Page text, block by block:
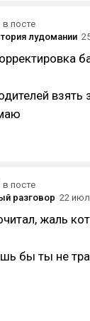
в посте
лудомании
взять
в посте
разговор 22
жаль
бы ты не